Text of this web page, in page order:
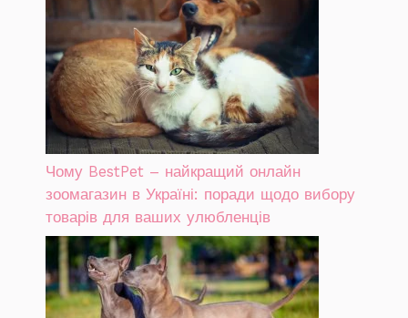
Чому BestPet – найкращий онлайн
зоомагазин в Україні: поради щодо вибору
товарів для ваших улюбленців